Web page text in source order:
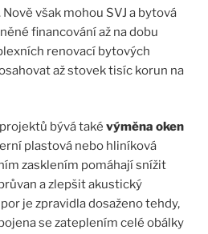
však mohou SVJ a bytová
financování až na dobu
renovací bytových
až stovek tisíc korun na
bývá také výměna oken
plastová nebo hliníková
zasklením pomáhají snížit
a zlepšit akustický
je zpravidla dosaženo tehdy,
se zateplením celé obálky